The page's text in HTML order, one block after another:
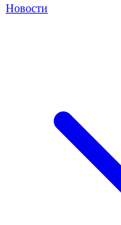
Новости